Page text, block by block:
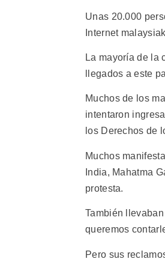
Unas 20.000
Internet
La mayoría de la
llegados a este
Muchos de los
intentaron
los Derechos de
Muchos
India, Mahatma
protesta.
También
queremos
Pero sus